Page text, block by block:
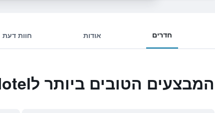
חדרים אודות חוות דעת
המבצעים הטובים ביותר לRiccarton Mall Motel